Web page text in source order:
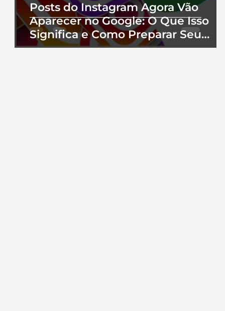
Posts do Instagram Agora Vão
Aparecer no Google: O Que Isso
Significa e Como Preparar Seu
Perfil